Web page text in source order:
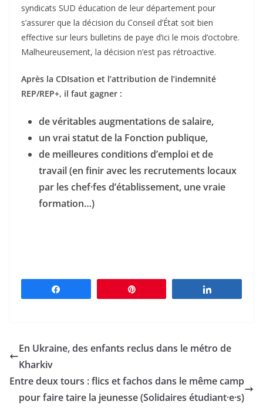
syndicats SUD éducation de leur département pour
s’assurer que la décision du Conseil d’État soit bien
effective sur leurs bulletins de paye d’ici le mois d’octobre.
Malheureusement, la décision n’est pas rétroactive.
Après la CDIsation et l’attribution de l’indemnité
REP/REP+, il faut gagner :
de véritables augmentations de salaire,
un vrai statut de la Fonction publique,
de meilleures conditions d’emploi et de
travail (en finir avec les recrutements locaux
par les chef·fes d’établissement, une vraie
formation…)
En Ukraine, des enfants reclus dans le métro de
Kharkiv
Entre deux tours : flics et fachos dans le même camp
pour faire taire la jeunesse (Solidaires étudiant·e·s)